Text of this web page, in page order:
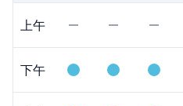
上午
下午